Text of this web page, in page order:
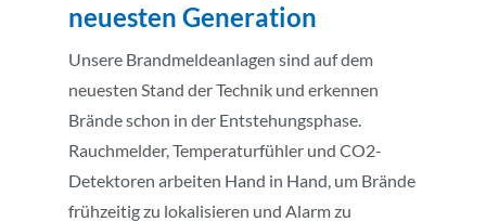
neuesten Generation
Unsere Brandmeldeanlagen sind auf dem
neuesten Stand der Technik und erkennen
Brände schon in der Entstehungsphase.
Rauchmelder, Temperaturfühler und CO2-
Detektoren arbeiten Hand in Hand, um Brände
frühzeitig zu lokalisieren und Alarm zu